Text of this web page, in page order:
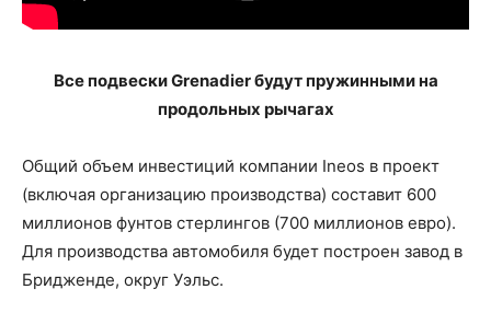
Все подвески Grenadier будут пружинными на
продольных рычагах
Общий объем инвестиций компании Ineos в проект
(включая организацию производства) составит 600
миллионов фунтов стерлингов (700 миллионов евро).
Для производства автомобиля будет построен завод в
Бридженде, округ Уэльс.